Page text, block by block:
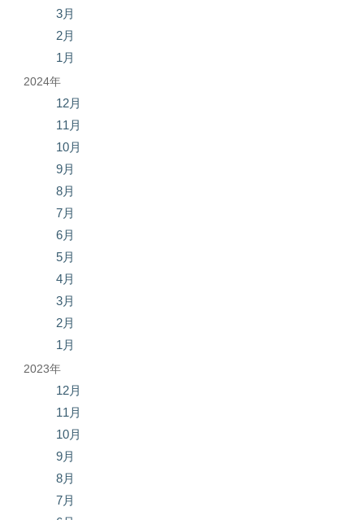
3月
2月
1月
2024年
12月
11月
10月
9月
8月
7月
6月
5月
4月
3月
2月
1月
2023年
12月
11月
10月
9月
8月
7月